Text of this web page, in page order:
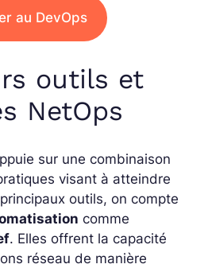
au DevOps
outils et
NetOps
sur une combinaison
visant à atteindre
outils, on compte
comme
. Elles offrent la capacité
réseau de manière